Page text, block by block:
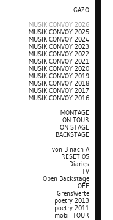
GAZO
MUSIK CONVOY 2026
MUSIK CONVOY 2025
MUSIK CONVOY 2024
MUSIK CONVOY 2023
MUSIK CONVOY 2022
MUSIK CONVOY 2021
MUSIK CONVOY 2020
MUSIK CONVOY 2019
MUSIK CONVOY 2018
MUSIK CONVOY 2017
MUSIK CONVOY 2016
MONTAGE
ON TOUR
ON STAGE
BACKSTAGE
von B nach A
RESET 05
Diaries
TV
Open Backstage
OFF
GrensWerte
poetry 2013
poetry 2011
mobil TOUR